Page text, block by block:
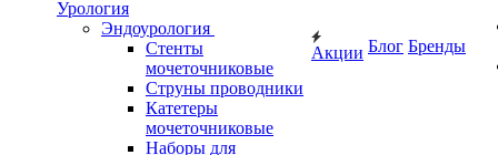
Урология
Эндоурология
Стенты
мочеточниковые
Струны проводники
Катетеры
мочеточниковые
Наборы для
Акции Блог Бренды